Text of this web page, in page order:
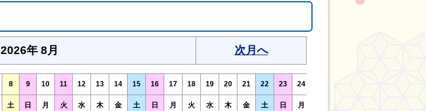
2026年 8月 次月へ
8 9 10 11 12 13 14 15 16 17 18 19 20 21 22 23 24
土 日 月 火 水 木 金 土 日 月 火 水 木 金 土 日 月